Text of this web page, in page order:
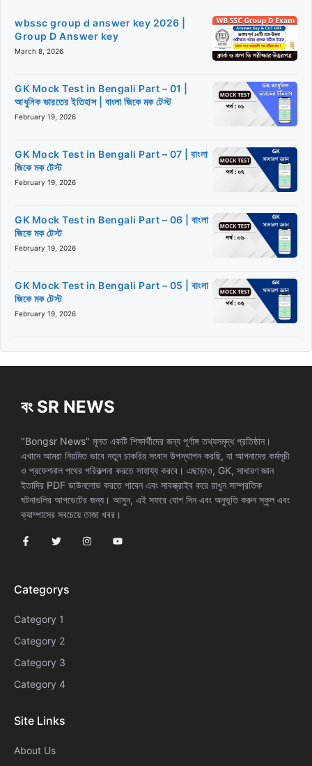
wbssc group d answer key 2026 |
Group D Answer key
March 8, 2026
GK Mock Test in Bengali Part – 01 |
আধুনিক ভারতের ইতিহাস | বাংলা জিকে মক টেস্ট
February 19, 2026
GK Mock Test in Bengali Part – 07 | বাংলা
জিকে মক টেস্ট
February 19, 2026
GK Mock Test in Bengali Part – 06 | বাংলা
জিকে মক টেস্ট
February 19, 2026
GK Mock Test in Bengali Part – 05 | বাংলা
জিকে মক টেস্ট
February 19, 2026
বং SR NEWS
"Bongsr News" মূলত একটি শিক্ষার্থীদের জন্য পূর্ণাঙ্গ তথ্যসমৃদ্ধ প্রতিষ্ঠান।
এখানে আমরা নিয়মিত ভাবে নতুন চাকরির সংবাদ উপস্থাপন করছি, যা আপনাদের কর্মসূচী
ও প্রফেশনাল পথের পরিকল্পনা করতে সাহায্য করবে। এছাড়াও, GK, সাধারণ জ্ঞান
ইতাদির PDF ডাউনলোড করতে পাবেন এবং সাবস্ক্রাইব করে রাখুন সাম্প্রতিক
ঘটনাগুলির আপডেটের জন্য। আসুন, এই সফরে যোগ দিন এবং অনুভূতি করুন স্কুল এবং
ক্যাম্পাসের সবচেয়ে তাজা খবর।
Categorys
Category 1
Category 2
Category 3
Category 4
Site Links
About Us